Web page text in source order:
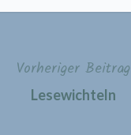
Vorheriger Beitrag
Lesewichteln